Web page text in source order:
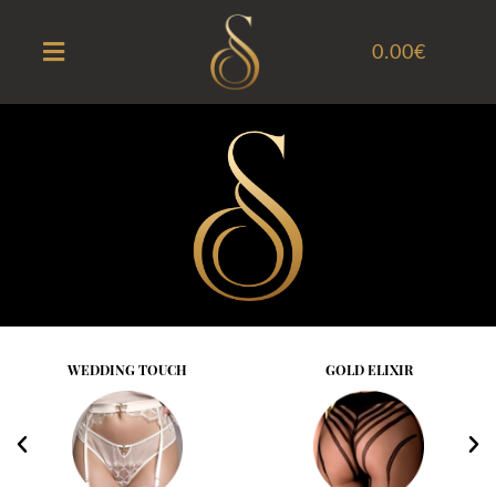
0.00€
WEDDING TOUCH GOLD ELIXIR